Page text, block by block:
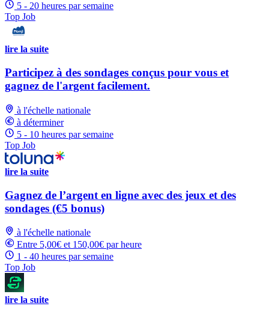
5 - 20 heures par semaine
Top Job
lire la suite
Participez à des sondages conçus pour vous et
gagnez de l'argent facilement.
à l'échelle nationale
à déterminer
5 - 10 heures par semaine
Top Job
lire la suite
Gagnez de l’argent en ligne avec des jeux et des
sondages (€5 bonus)
à l'échelle nationale
Entre 5,00€ et 150,00€ par heure
1 - 40 heures par semaine
Top Job
lire la suite